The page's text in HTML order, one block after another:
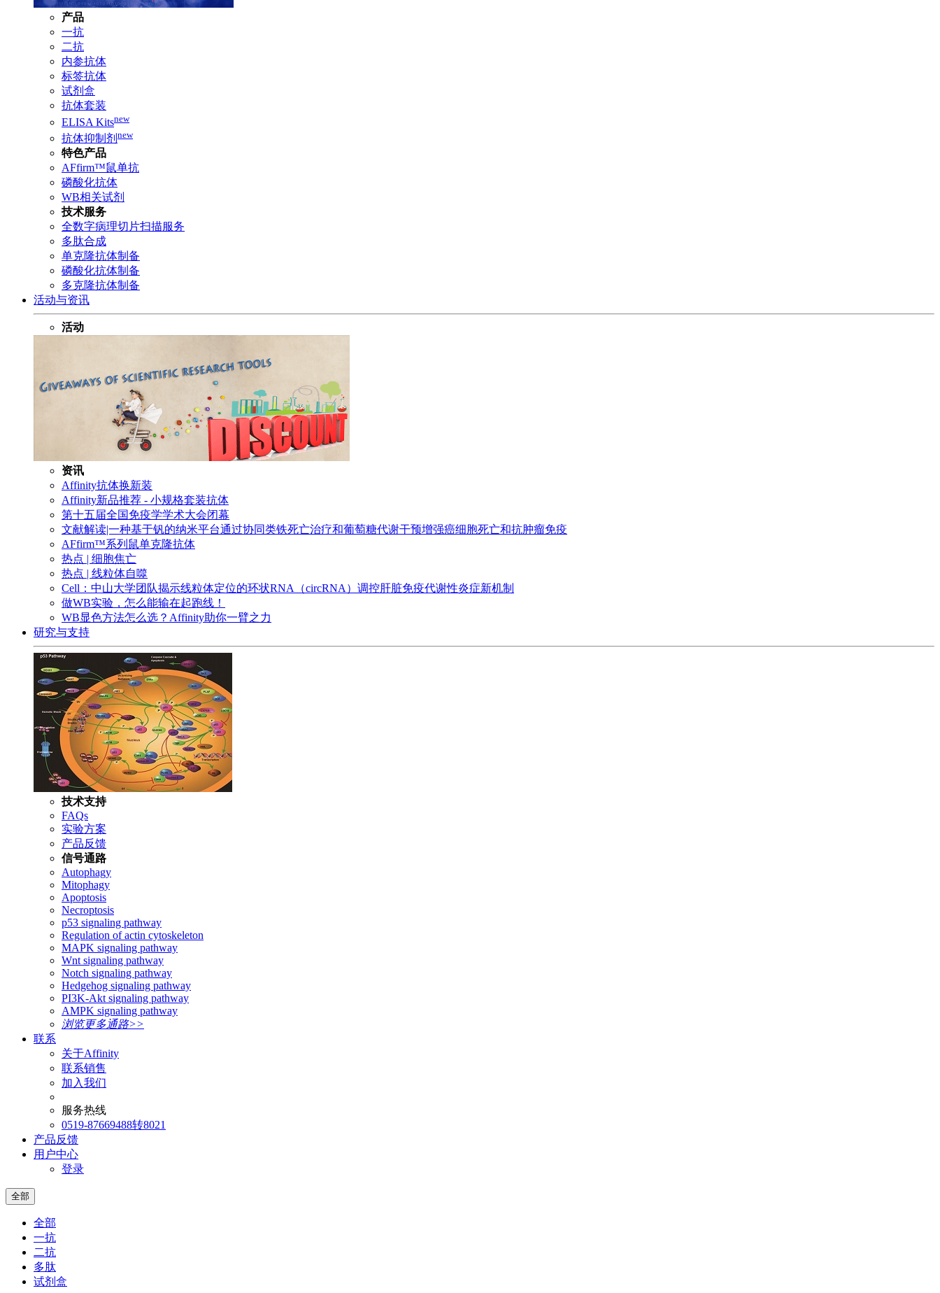
产品
一抗
二抗
内参抗体
标签抗体
试剂盒
抗体套装
ELISA Kitsnew
抗体抑制剂 new
特色产品
AFfirm™鼠单抗
磷酸化抗体
WB相关试剂
技术服务
全数字病理切片扫描服务
多肽合成
单克隆抗体制备
磷酸化抗体制备
多克隆抗体制备
活动与资讯
活动
资讯
Affinity抗体换新装
Affinity新品推荐 - 小规格套装抗体
第十五届全国免疫学学术大会闭幕
文献解读|一种基于钒的纳米平台通过协同类铁死亡治疗和葡萄糖代谢干预增强癌细胞死亡和抗肿瘤免疫
AFfirm™系列鼠单克隆抗体
热点 | 细胞焦亡
热点 | 线粒体自噬
Cell：中山大学团队揭示线粒体定位的环状RNA（circRNA）调控肝脏免疫代谢性炎症新机制
做WB实验，怎么能输在起跑线！
WB显色方法怎么选？Affinity助你一臂之力
研究与支持
技术支持
FAQs
实验方案
产品反馈
信号通路
Autophagy
Mitophagy
Apoptosis
Necroptosis
p53 signaling pathway
Regulation of actin cytoskeleton
MAPK signaling pathway
Wnt signaling pathway
Notch signaling pathway
Hedgehog signaling pathway
PI3K-Akt signaling pathway
AMPK signaling pathway
浏览更多通路>>
联系
关于Affinity
联系销售
加入我们
服务热线
0519-87669488转8021
产品反馈
用户中心
登录
全部
全部
一抗
二抗
多肽
试剂盒